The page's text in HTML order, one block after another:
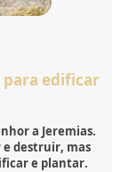
para edificar
a Jeremias.
e destruir, mas
e plantar.